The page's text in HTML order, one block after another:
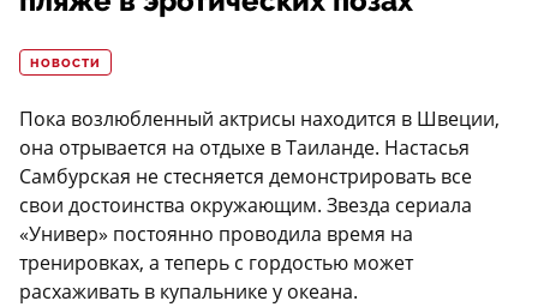
НОВОСТИ
Пока возлюбленный актрисы находится в Швеции,
она отрывается на отдыхе в Таиланде. Настасья
Самбурская не стесняется демонстрировать все
свои достоинства окружающим. Звезда сериала
«Универ» постоянно проводила время на
тренировках, а теперь с гордостью может
расхаживать в купальнике у океана.